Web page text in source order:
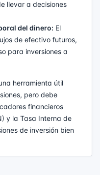
llevar a decisiones
del dinero: El
de efectivo futuros,
para inversiones a
herramienta útil
pero debe
financieros
y la Tasa Interna de
de inversión bien